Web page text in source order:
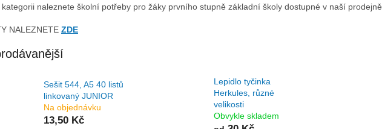
naleznete školní potřeby pro žáky prvního stupně základní školy dostupné v naší prodejně.
NALEZNETE ZDE
Sešit 544, A5 40 listů
linkovaný JUNIOR
Na objednávku
13,50 Kč
Lepidlo tyčinka
Herkules, různé
velikosti
Obvykle skladem